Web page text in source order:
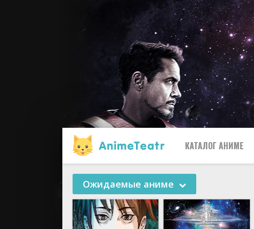
КАТАЛОГ АНИМЕ
2019
Ожидаемые аниме